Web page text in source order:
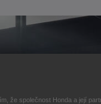
že společnost Honda a její